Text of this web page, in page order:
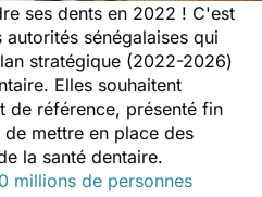
ses dents en 2022 ! C'est
sénégalaises qui
stratégique (2022-2026)
Elles souhaitent
de référence, présenté fin
mettre en place des
la santé dentaire.
millions de personnes